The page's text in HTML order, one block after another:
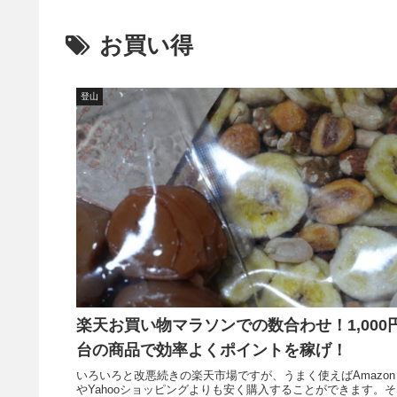
お買い得
登山
楽天お買い物マラソンでの数合わせ！1,000
台の商品で効率よくポイントを稼げ！
いろいろと改悪続きの楽天市場ですが、うまく使えばAmazon
やYahooショッピングよりも安く購入することができます。そ